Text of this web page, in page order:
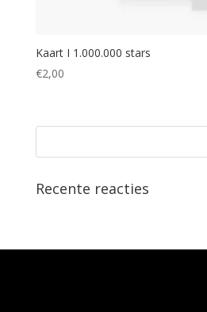
Kaart I 1.000.000 stars
€2,00
Recente reacties